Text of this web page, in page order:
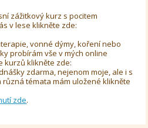
zážitkový kurz s pocitem
v lese klikněte zde:
vonné dýmy, koření nebo
probírám vše v mých online
kurzů klikněte zde:
zdarma, nejenom moje, ale i s
témata mám uložené klikněte
zde.